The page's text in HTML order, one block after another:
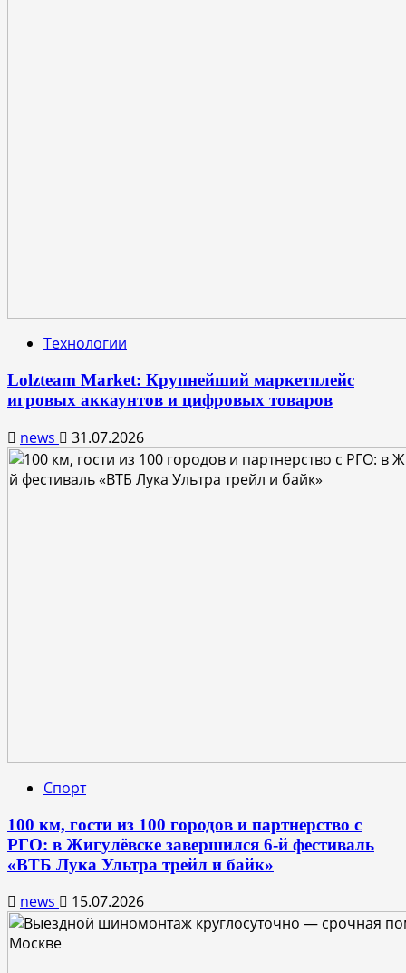
Технологии
Lolzteam Market: Крупнейший маркетплейс
игровых аккаунтов и цифровых товаров
news 31.07.2026
Спорт
100 км, гости из 100 городов и партнерство с
РГО: в Жигулёвске завершился 6-й фестиваль
«ВТБ Лука Ультра трейл и байк»
news 15.07.2026